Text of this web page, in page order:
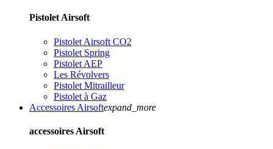
Pistolet Airsoft
Pistolet Airsoft CO2
Pistolet Spring
Pistolet AEP
Les Révolvers
Pistolet Mitrailleur
Pistolet à Gaz
Accessoires Airsoftexpand_more
accessoires Airsoft